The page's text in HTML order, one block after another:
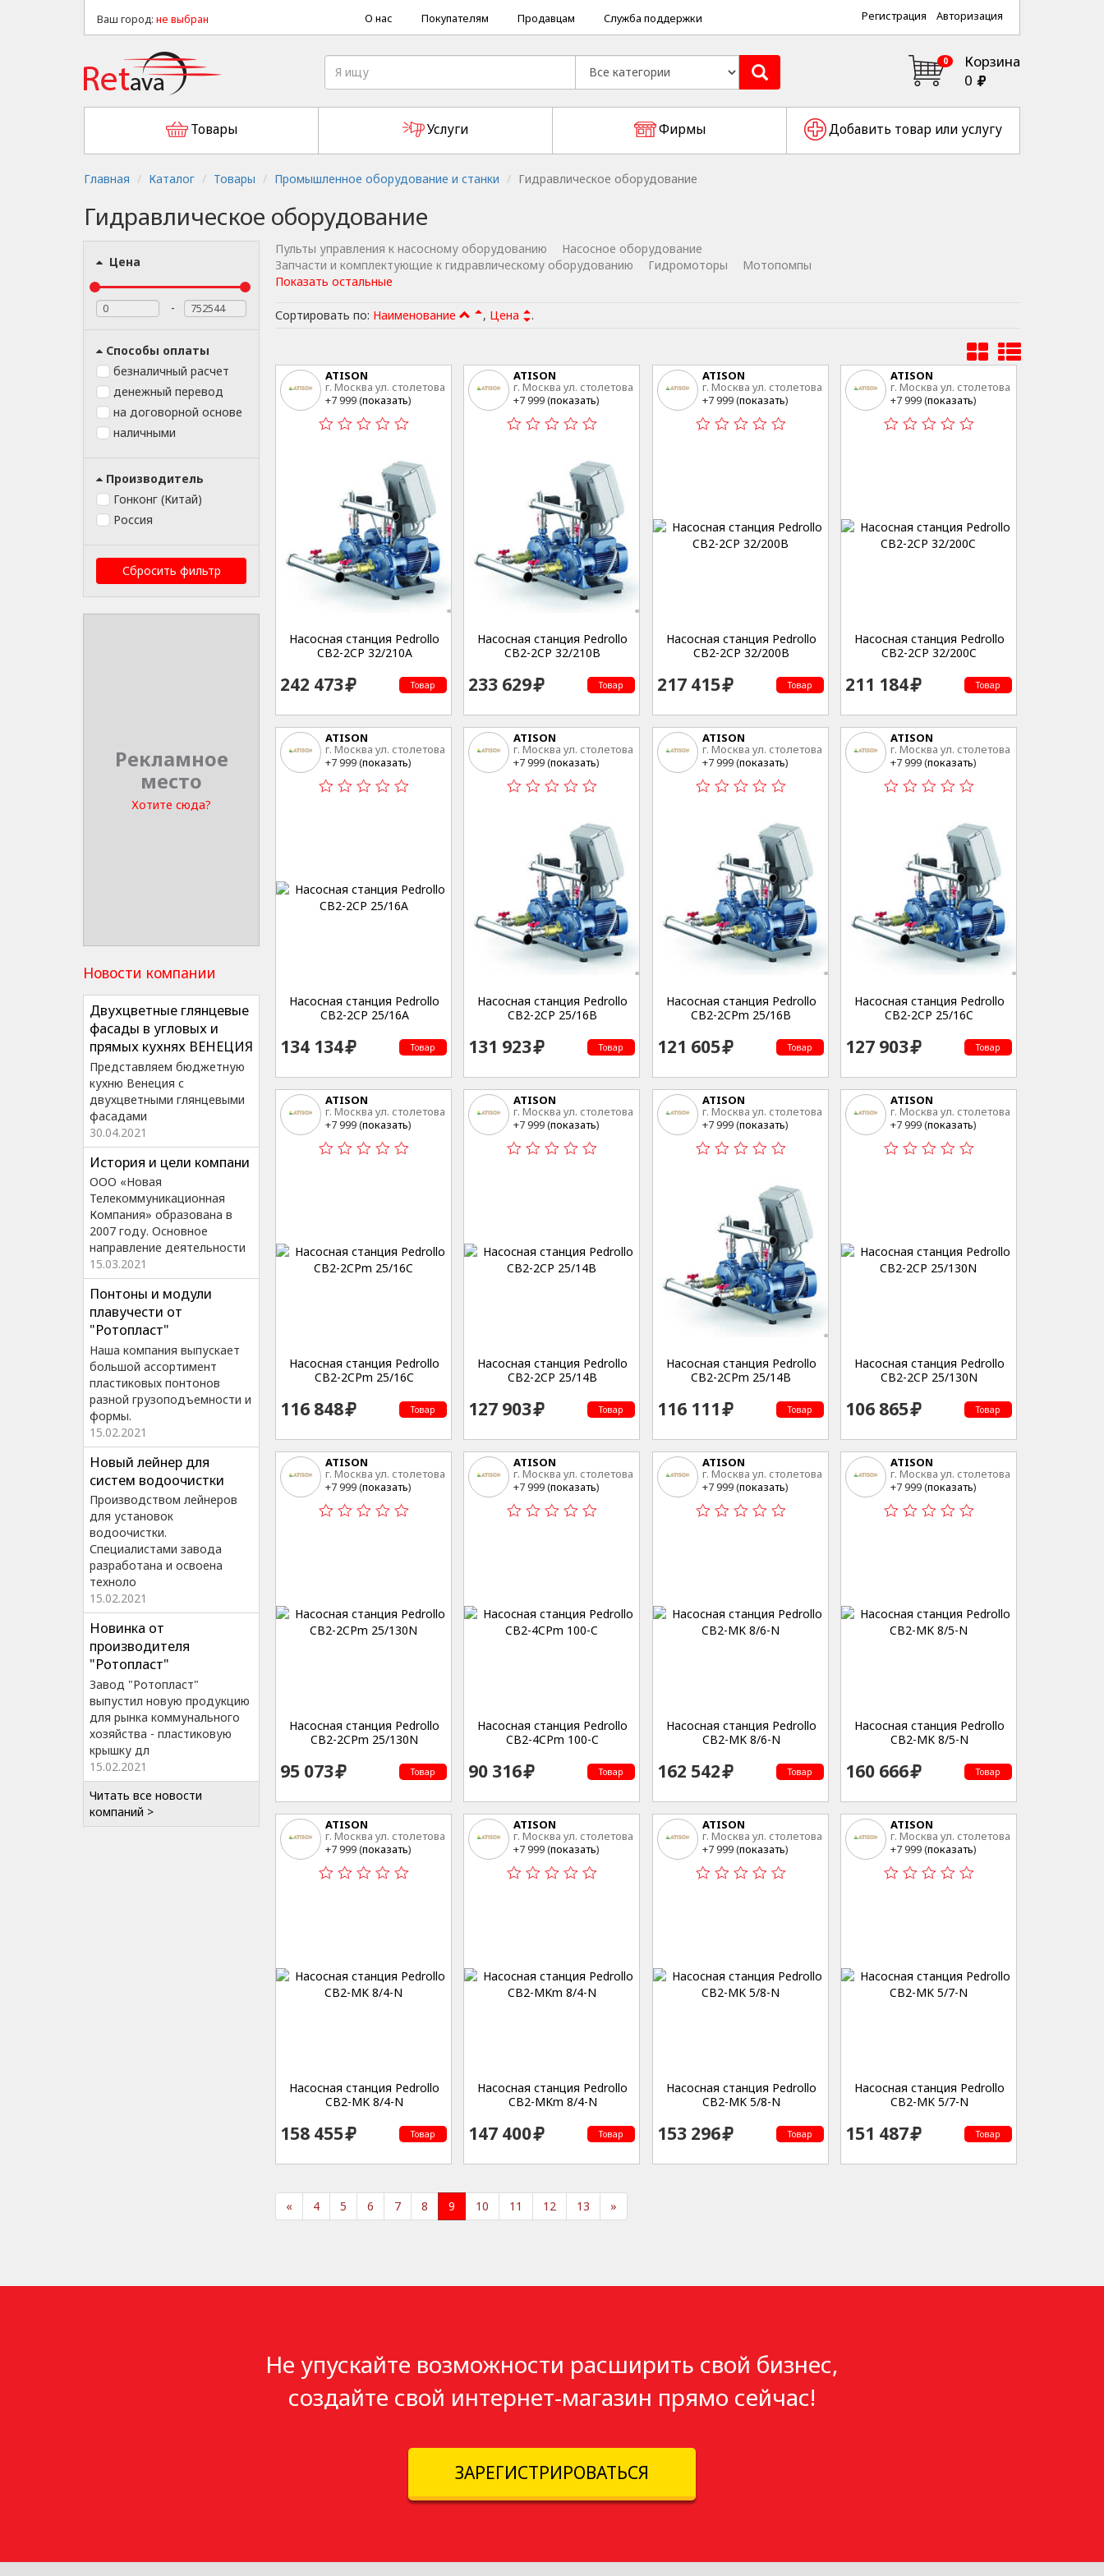
Ваш город: не выбран Регистрация Авторизация
О нас Покупателям Продавцам Служба поддержки
0
Корзина
0
Товары Услуги Фирмы Добавить товар или услугу
Главная Каталог Товары Промышленное оборудование и станки Гидравлическое оборудование
Гидравлическое оборудование
Цена
-
Способы оплаты
безналичный расчет
денежный перевод
на договорной основе
наличными
Производитель
Гонконг (Китай)
Россия
Сбросить фильтр
Рекламное
место
Хотите сюда?
Новости компании
Двухцветные глянцевые
фасады в угловых и
прямых кухнях ВЕНЕЦИЯ
Представляем бюджетную
кухню Венеция с
двухцветными глянцевыми
фасадами
30.04.2021
История и цели компани
ООО «Новая
Телекоммуникационная
Компания» образована в
2007 году. Основное
направление деятельности
15.03.2021
Понтоны и модули
плавучести от
"Ротопласт"
Наша компания выпускает
большой ассортимент
пластиковых понтонов
разной грузоподъемности и
формы.
15.02.2021
Новый лейнер для
систем водоочистки
Производством лейнеров
для установок
водоочистки.
Специалистами завода
разработана и освоена
техноло
15.02.2021
Новинка от
производителя
"Ротопласт"
Завод "Ротопласт"
выпустил новую продукцию
для рынка коммунального
хозяйства - пластиковую
крышку дл
15.02.2021
Читать все новости
компаний >
Пульты управления к насосному оборудованию
Насосное оборудование
Запчасти и комплектующие к гидравлическому оборудованию
Гидромоторы
Мотопомпы
Показать остальные
Сортировать по: Наименование , Цена .
ATISON
г. Москва ул. столетова
15
+7 999 (показать)
Насосная станция Pedrollo
CB2-2CP 32/210A
242 473 Товар
ATISON
г. Москва ул. столетова
15
+7 999 (показать)
Насосная станция Pedrollo
CB2-2CP 32/210B
233 629 Товар
ATISON
г. Москва ул. столетова
15
+7 999 (показать)
Насосная станция Pedrollo
CB2-2CP 32/200B
217 415 Товар
ATISON
г. Москва ул. столетова
15
+7 999 (показать)
Насосная станция Pedrollo
CB2-2CP 32/200C
211 184 Товар
ATISON
г. Москва ул. столетова
15
+7 999 (показать)
Насосная станция Pedrollo
CB2-2CP 25/16A
134 134 Товар
ATISON
г. Москва ул. столетова
15
+7 999 (показать)
Насосная станция Pedrollo
CB2-2CP 25/16B
131 923 Товар
ATISON
г. Москва ул. столетова
15
+7 999 (показать)
Насосная станция Pedrollo
CB2-2CPm 25/16B
121 605 Товар
ATISON
г. Москва ул. столетова
15
+7 999 (показать)
Насосная станция Pedrollo
CB2-2CP 25/16C
127 903 Товар
ATISON
г. Москва ул. столетова
15
+7 999 (показать)
Насосная станция Pedrollo
CB2-2CPm 25/16C
116 848 Товар
ATISON
г. Москва ул. столетова
15
+7 999 (показать)
Насосная станция Pedrollo
CB2-2CP 25/14B
127 903 Товар
ATISON
г. Москва ул. столетова
15
+7 999 (показать)
Насосная станция Pedrollo
CB2-2CPm 25/14B
116 111 Товар
ATISON
г. Москва ул. столетова
15
+7 999 (показать)
Насосная станция Pedrollo
CB2-2CP 25/130N
106 865 Товар
ATISON
г. Москва ул. столетова
15
+7 999 (показать)
Насосная станция Pedrollo
CB2-2CPm 25/130N
95 073 Товар
ATISON
г. Москва ул. столетова
15
+7 999 (показать)
Насосная станция Pedrollo
CB2-4CPm 100-C
90 316 Товар
ATISON
г. Москва ул. столетова
15
+7 999 (показать)
Насосная станция Pedrollo
CB2-MK 8/6-N
162 542 Товар
ATISON
г. Москва ул. столетова
15
+7 999 (показать)
Насосная станция Pedrollo
CB2-MK 8/5-N
160 666 Товар
ATISON
г. Москва ул. столетова
15
+7 999 (показать)
Насосная станция Pedrollo
CB2-MK 8/4-N
158 455 Товар
ATISON
г. Москва ул. столетова
15
+7 999 (показать)
Насосная станция Pedrollo
CB2-MKm 8/4-N
147 400 Товар
ATISON
г. Москва ул. столетова
15
+7 999 (показать)
Насосная станция Pedrollo
CB2-MK 5/8-N
153 296 Товар
ATISON
г. Москва ул. столетова
15
+7 999 (показать)
Насосная станция Pedrollo
CB2-MK 5/7-N
151 487 Товар
« 4 5 6 7 8 9 10 11 12 13 »
Не упускайте возможности расширить свой бизнес,
создайте свой интернет-магазин прямо сейчас!
ЗАРЕГИСТРИРОВАТЬСЯ